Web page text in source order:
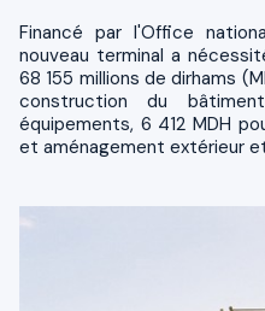
Financé par l'Office
nouveau terminal a
68 155 millions de dirhams
construction du
équipements, 6 412 MDH
et aménagement extérieur